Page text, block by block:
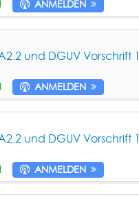
ANMELDEN
und DGUV Vorschrift 1
ANMELDEN
und DGUV Vorschrift 1
ANMELDEN